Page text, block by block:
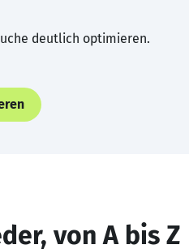
deutlich optimieren.
von A bis Z